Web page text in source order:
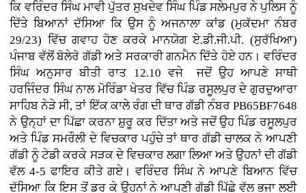
ਕਿ ਵਰਿੰਦਰ ਸਿੰਘ ਮਾਵੀ ਪੁੱਤਰ ਸੁਖਦੇਵ ਸਿੰਘ ਪਿੰਡ ਸਲੇਮਪੁਰ ਨੇ ਪੁਲਿਸ ਨੂੰ
ਦਿੱਤੇ ਬਿਆਨਾਂ ਦੱਸਿਆ ਕਿ ਉਸ ਨੂੰ ਅਜਨਾਲਾ ਕਾਂਡ (ਮੁਕੱਦਮਾ ਨੰਬਰ
29/23) ਵਿੱਚ ਗਵਾਹ ਹੋਣ ਕਰਕੇ ਮਾਨਯੋਗ ਏ.ਡੀ.ਜੀ.ਪੀ. (ਸੁਰੱਖਿਆ)
ਪੰਜਾਬ ਵੱਲੋਂ ਬੋਲੇਰੋ ਗੱਡੀ ਅਤੇ ਸਰਕਾਰੀ ਗਨਮੈਨ ਦਿੱਤੇ ਹੋਏ ਹਨ। ਵਰਿੰਦਰ
ਸਿੰਘ ਅਨੁਸਾਰ ਬੀਤੀ ਰਾਤ 12.10 ਵਜੇ ਜਦੋਂ ਉਹ ਆਪਣੇ ਸਾਥੀ
ਹਰਜਿੰਦਰ ਸਿੰਘ ਨਾਲ ਮੋਰਿੰਡਾ ਖੇਤਰ ਵਿੱਚ ਪਿੰਡ ਰਸੂਲਪੁਰ ਦੇ ਗੁਰਦੁਆਰਾ
ਸਾਹਿਬ ਨੇੜੇ ਸੀ, ਤਾਂ ਇੱਕ ਕਾਲੇ ਰੰਗ ਦੀ ਥਾਰ ਗੱਡੀ ਨੰਬਰ PB65BF7648
ਨੇ ਉਨ੍ਹਾਂ ਦਾ ਪਿੱਛਾ ਕਰਨਾ ਸ਼ੁਰੂ ਕਰ ਦਿੱਤਾ ਅਤੇ ਜਦੋਂ ਉਹ ਪਿੰਡ ਰਸੂਲਪੁਰ
ਅਤੇ ਪਿੰਡ ਸਮਰੌਲੀ ਦੇ ਵਿਚਕਾਰ ਪਹੁੰਚੇ ਤਾਂ ਥਾਰ ਗੱਡੀ ਚਾਲਕ ਨੇ ਆਪਣੀ
ਗੱਡੀ ਨੂੰ ਟੇਡੀ ਕਰਕੇ ਸੜਕ ਦੇ ਵਿਚਕਾਰ ਲਗਾ ਲਿਆ ਅਤੇ ਉਹਨਾਂ ਦੀ ਗੱਡੀ
ਵੱਲ 4-5 ਫਾਇਰ ਕੀਤੇ ਗਏ। ਵਰਿੰਦਰ ਸਿੰਘ ਨੇ ਆਪਣੇ ਬਿਆਨ ਵਿੱਚ
ਦੱਸਿਆ ਕਿ ਇਸ ਤੋਂ ਡਰ ਕੇ ਉਹਨਾਂ ਨੇ ਆਪਣੀ ਗੱਡੀ ਪਿੱਛੇ ਵੱਲ ਭਜਾ ਲਈ